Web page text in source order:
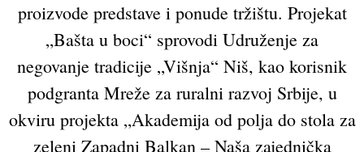
proizvode predstave i ponude tržištu. Projekat
„Bašta u boci“ sprovodi Udruženje za
negovanje tradicije „Višnja“ Niš, kao korisnik
podgranta Mreže za ruralni razvoj Srbije, u
okviru projekta „Akademija od polja do stola za
zeleni Zapadni Balkan – Naša zajednička